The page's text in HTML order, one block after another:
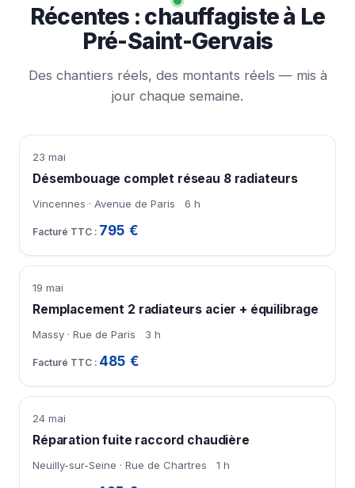
Récentes : chauffagiste à Le
Pré-Saint-Gervais
Des chantiers réels, des montants réels — mis à
jour chaque semaine.
23 mai
Désembouage complet réseau 8 radiateurs
Vincennes · Avenue de Paris 6 h
795 €
19 mai
Remplacement 2 radiateurs acier + équilibrage
Massy · Rue de Paris 3 h
485 €
24 mai
Réparation fuite raccord chaudière
Neuilly-sur-Seine · Rue de Chartres 1 h